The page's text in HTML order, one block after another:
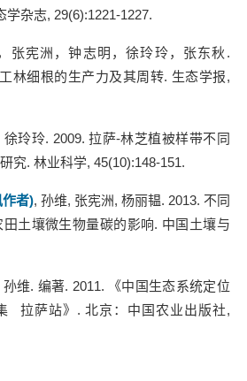
杂志, 29(6):1221-1227.
张宪洲，钟志明，徐玲玲，张东秋.
林细根的生产力及其周转. 生态学报,
徐玲玲. 2009. 拉萨-林芝植被样带不同
究. 林业科学, 45(10):148-151.
者), 孙维, 张宪洲, 杨丽韫. 2013. 不同
土壤微生物量碳的影响. 中国土壤与
孙维. 编著. 2011. 《中国生态系统定位
拉萨站》. 北京：中国农业出版社,